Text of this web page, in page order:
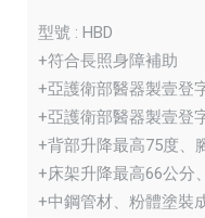
型號 : HBD
+符合長照身障補助
+亞護衛部醫器製壹登
+亞護衛部醫器製壹登
+背部升降最高75度、
+床架升降最高66公分
+中鋼管材、粉體塗裝